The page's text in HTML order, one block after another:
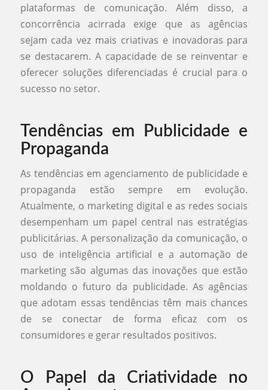
plataformas de comunicação. Além disso, a
concorrência acirrada exige que as agências
sejam cada vez mais criativas e inovadoras para
se destacarem. A capacidade de se reinventar e
oferecer soluções diferenciadas é crucial para o
sucesso no setor.
Tendências em Publicidade e
Propaganda
As tendências em agenciamento de publicidade e
propaganda estão sempre em evolução.
Atualmente, o marketing digital e as redes sociais
desempenham um papel central nas estratégias
publicitárias. A personalização da comunicação, o
uso de inteligência artificial e a automação de
marketing são algumas das inovações que estão
moldando o futuro da publicidade. As agências
que adotam essas tendências têm mais chances
de se conectar de forma eficaz com os
consumidores e gerar resultados positivos.
O Papel da Criatividade no